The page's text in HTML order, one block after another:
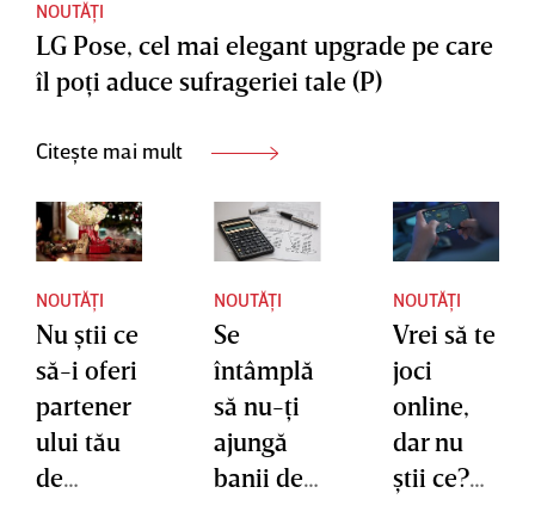
NOUTĂȚI
LG Pose, cel mai elegant upgrade pe care
îl poţi aduce sufrageriei tale (P)
Citește mai mult
NOUTĂȚI
Nu ştii ce
să-i oferi
partener
ului tău
de
NOUTĂȚI
Se
întâmplă
să nu-ţi
ajungă
banii de
NOUTĂȚI
Vrei să te
joci
online,
dar nu
ştii ce?